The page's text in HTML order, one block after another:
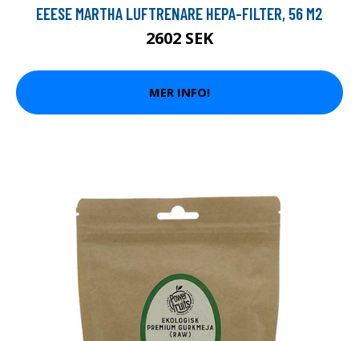
EEESE MARTHA LUFTRENARE HEPA-FILTER, 56 M2
2602 SEK
MER INFO!